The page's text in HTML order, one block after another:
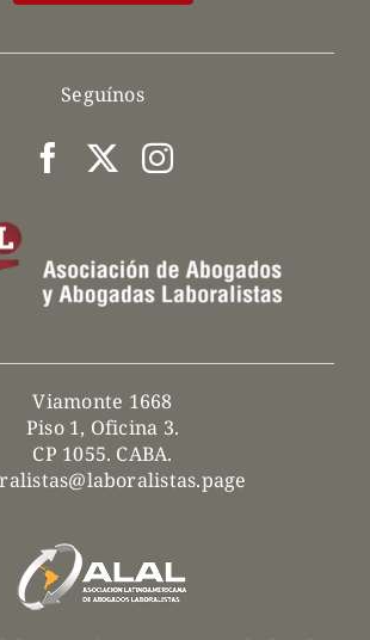
Viamonte 1668
Piso 1, Oficina 3.
CP 1055. CABA.
Seguínos